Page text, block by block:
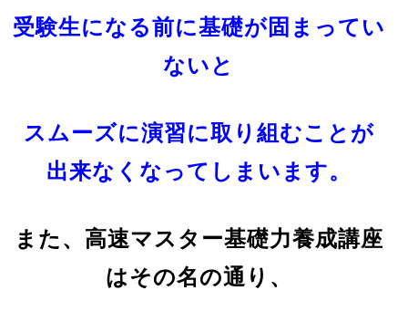
受験生になる前に基礎が固まってい
ないと
スムーズに演習に取り組むことが
出来なくなってしまいます。
また、高速マスター基礎力養成講座
はその名の通り、